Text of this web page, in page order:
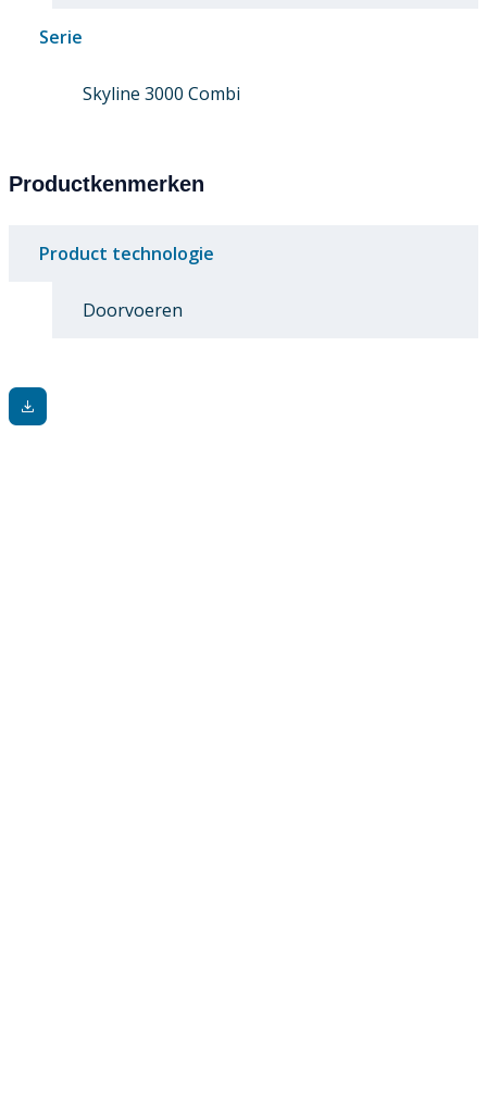
Serie
Skyline 3000 Combi
Productkenmerken
Product technologie
Doorvoeren